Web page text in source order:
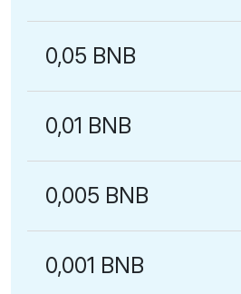
0,05 BNB
0,01 BNB
0,005 BNB
0,001 BNB